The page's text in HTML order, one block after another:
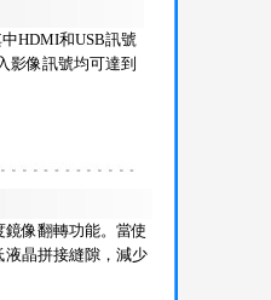
HDMI和USB訊號
影像訊號均可達到
像翻轉功能。當使
液晶拼接縫隙，減少